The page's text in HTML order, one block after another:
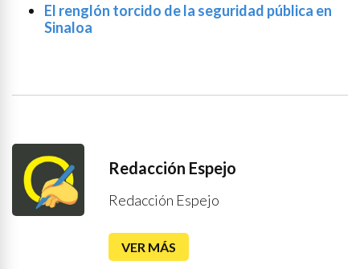
El renglón torcido de la seguridad pública en
Sinaloa
Redacción Espejo
Redacción Espejo
VER MÁS